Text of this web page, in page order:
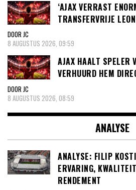
‘AJAX VERRAST
TRANSFERVRIJE
DOOR JC
8 AUGUSTUS 2026, 09:59
AJAX HAALT SPELER
VERHUURD HEM
DOOR JC
8 AUGUSTUS 2026, 08:59
ANALYSE
ANALYSE: FILIP
ERVARING,
RENDEMENT